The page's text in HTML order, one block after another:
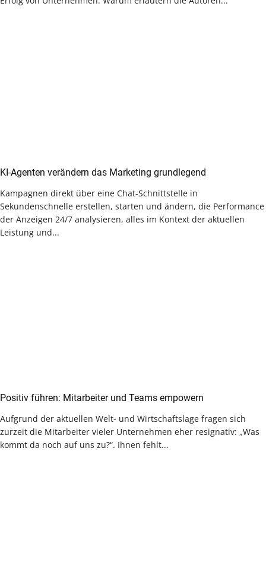
KI-Agenten verändern das Marketing grundlegend
Kampagnen direkt über eine Chat-Schnittstelle in
Sekundenschnelle erstellen, starten und ändern, die Performance
der Anzeigen 24/7 analysieren, alles im Kontext der aktuellen
Leistung und...
Positiv führen: Mitarbeiter und Teams empowern
Aufgrund der aktuellen Welt- und Wirtschaftslage fragen sich
zurzeit die Mitarbeiter vieler Unternehmen eher resignativ: „Was
kommt da noch auf uns zu?“. Ihnen fehlt...